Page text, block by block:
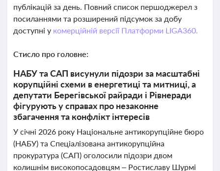
публікацій за день. Повний список першоджерел з
посиланнями та розширений підсумок за добу
доступні у комерційній версії Платформи LIGA360.
Стисло про головне:
НАБУ та САП висунули підозри за масштабні
корупційні схеми в енергетиці та митниці, а
депутати Берегівської райради і Рівнеради
фігурують у справах про незаконне
збагачення та конфлікт інтересів
У січні 2026 року Національне антикорупційне бюро
(НАБУ) та Спеціалізована антикорупційна
прокуратура (САП) оголосили підозри двом
колишнім високопосадовцям – Ростиславу Шурмі